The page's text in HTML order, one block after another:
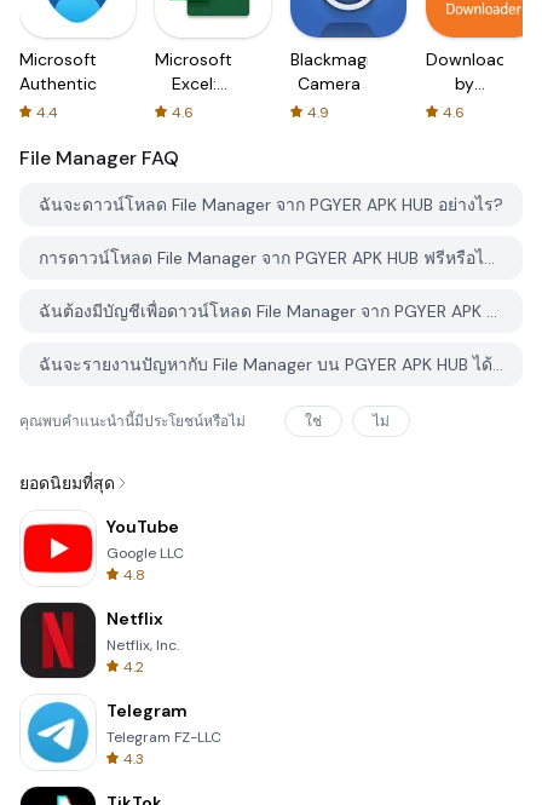
Microsoft
Authenticator
4.4
Microsoft
Excel:
Spreadsheets
4.6
Blackmagic
Camera
4.9
Downloader
by
AFTVnews
4.6
File Manager FAQ
ฉันจะดาวน์โหลด File Manager จาก PGYER APK HUB อย่างไร?
การดาวน์โหลด File Manager จาก PGYER APK HUB ฟรีหรือไม่?
ฉันต้องมีบัญชีเพื่อดาวน์โหลด File Manager จาก PGYER APK HUB หรือไม่?
ฉันจะรายงานปัญหากับ File Manager บน PGYER APK HUB ได้อย่างไร?
คุณพบคำแนะนำนี้มีประโยชน์หรือไม่ ใช่ ไม่
ยอดนิยมที่สุด
YouTube
Google LLC
4.8
Netflix
Netflix, Inc.
4.2
Telegram
Telegram FZ-LLC
4.3